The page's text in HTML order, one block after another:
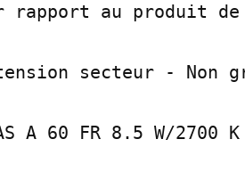
rapport au produit de
secteur - Non
A 60 FR 8.5 W/2700 K